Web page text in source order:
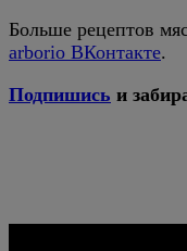
Больше рецептов
arborio ВКонтакте.
Подпишись и